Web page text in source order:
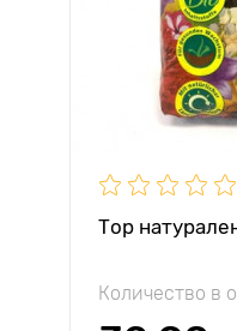
Тор
Количество в